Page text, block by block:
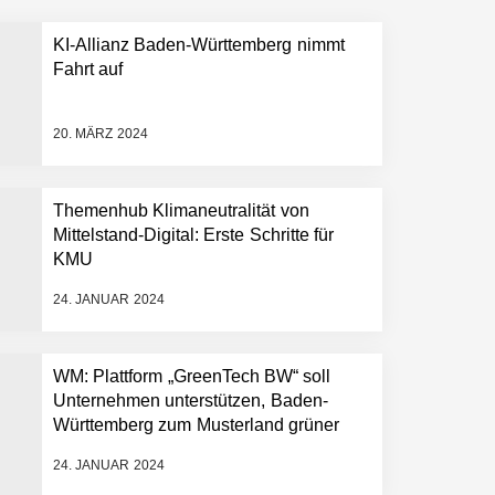
KI-Allianz Baden-Württemberg nimmt
Fahrt auf
20. MÄRZ 2024
Themenhub Klimaneutralität von
Mittelstand-Digital: Erste Schritte für
KMU
24. JANUAR 2024
WM: Plattform „GreenTech BW“ soll
Unternehmen unterstützen, Baden-
Württemberg zum Musterland grüner
24. JANUAR 2024
Entwicklungsprozesse